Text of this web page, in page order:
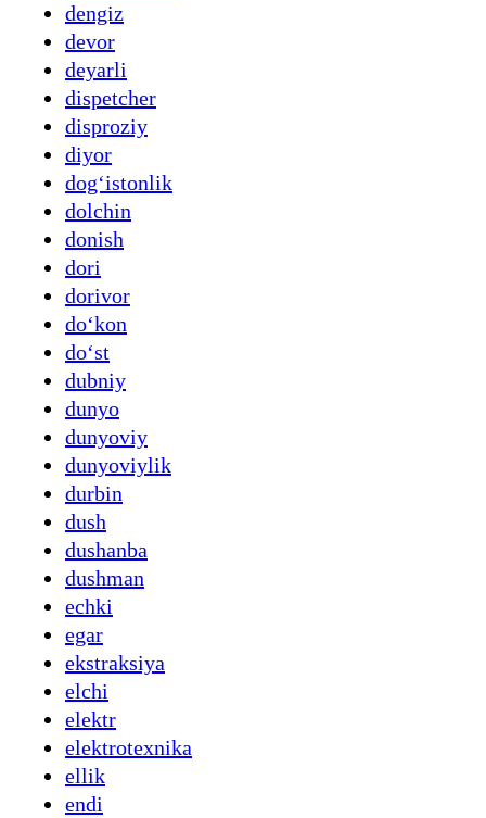
dengiz
devor
deyarli
dispetcher
disproziy
diyor
dogʻistonlik
dolchin
donish
dori
dorivor
doʻkon
doʻst
dubniy
dunyo
dunyoviy
dunyoviylik
durbin
dush
dushanba
dushman
echki
egar
ekstraksiya
elchi
elektr
elektrotexnika
ellik
endi